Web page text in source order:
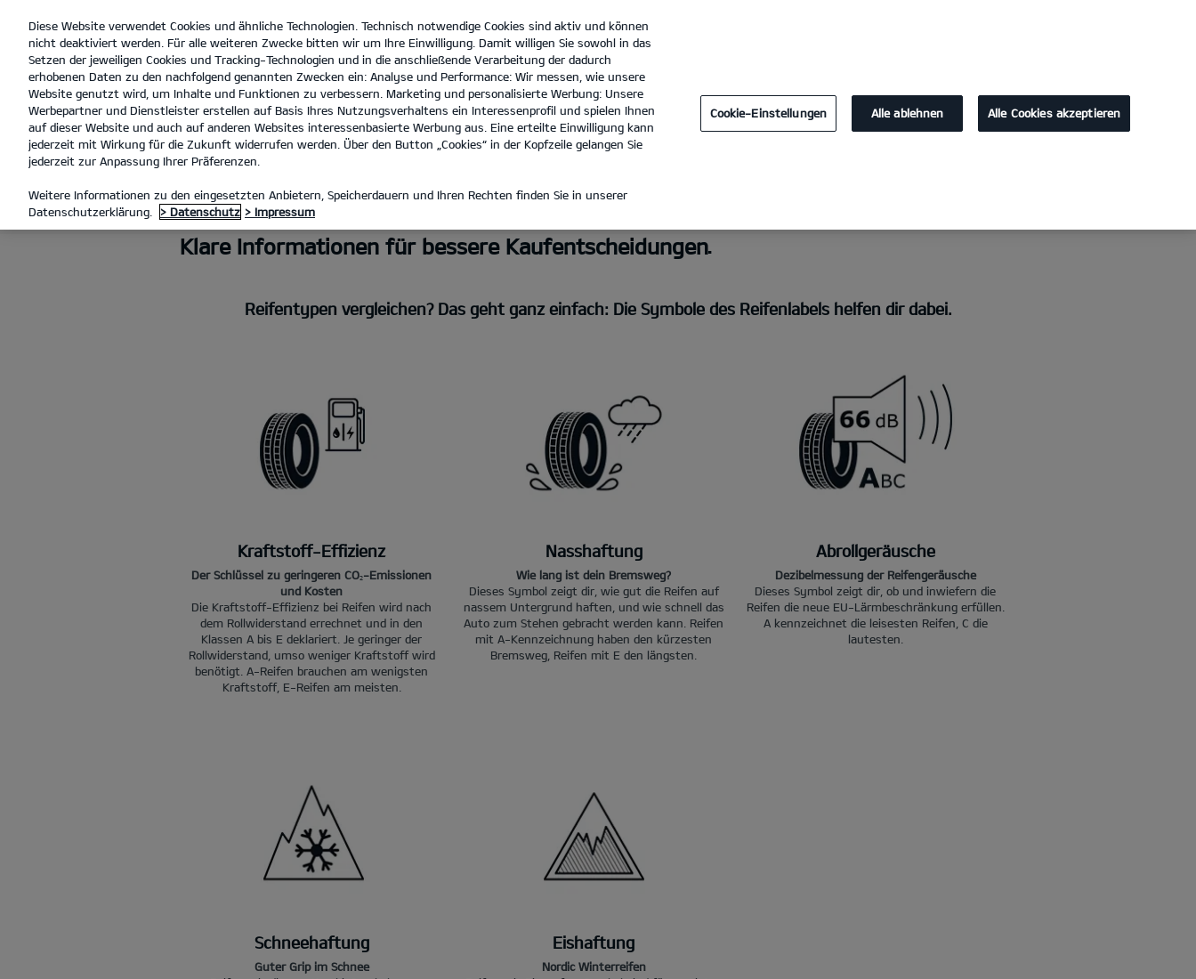
open
menu
Dürkop GmbH Filiale Hannover Tel. :
REIFENLABELINFORMATION
INFOS ZU REIFENLABELN
Klare Informationen für bessere Kaufentscheidungen.
Reifentypen vergleichen? Das geht ganz einfach: Die Symbole des Reifenlabels helfen dir dabei.
Kraftstoff-Effizienz
Der Schlüssel zu geringeren CO2-Emissionen
und Kosten
Die Kraftstoff-Effizienz bei Reifen wird nach
dem Rollwiderstand errechnet und in den
Klassen A bis E deklariert. Je geringer der
Rollwiderstand, umso weniger Kraftstoff wird
benötigt. A-Reifen brauchen am wenigsten
Kraftstoff, E-Reifen am meisten.
Nasshaftung
Wie lang ist dein Bremsweg?
Dieses Symbol zeigt dir, wie gut die Reifen auf
nassem Untergrund haften, und wie schnell das
Auto zum Stehen gebracht werden kann. Reifen
mit A-Kennzeichnung haben den kürzesten
Bremsweg, Reifen mit E den längsten.
Abrollgeräusche
Dezibelmessung der Reifengeräusche
Dieses Symbol zeigt dir, ob und inwiefern die
Reifen die neue EU-Lärmbeschränkung erfüllen.
A kennzeichnet die leisesten Reifen, C die
lautesten.
Schneehaftung
Guter Grip im Schnee
Eishaftung
Nordic Winterreifen
Diese Website verwendet Cookies und ähnliche Technologien. Technisch notwendige Cookies sind aktiv und können
nicht deaktiviert werden. Für alle weiteren Zwecke bitten wir um Ihre Einwilligung. Damit willigen Sie sowohl in das
Setzen der jeweiligen Cookies und Tracking-Technologien und in die anschließende Verarbeitung der dadurch
erhobenen Daten zu den nachfolgend genannten Zwecken ein: Analyse und Performance: Wir messen, wie unsere
Website genutzt wird, um Inhalte und Funktionen zu verbessern. Marketing und personalisierte Werbung: Unsere
Werbepartner und Dienstleister erstellen auf Basis Ihres Nutzungsverhaltens ein Interessenprofil und spielen Ihnen
auf dieser Website und auch auf anderen Websites interessenbasierte Werbung aus. Eine erteilte Einwilligung kann
jederzeit mit Wirkung für die Zukunft widerrufen werden. Über den Button „Cookies“ in der Kopfzeile gelangen Sie
jederzeit zur Anpassung Ihrer Präferenzen.
Weitere Informationen zu den eingesetzten Anbietern, Speicherdauern und Ihren Rechten finden Sie in unserer
Datenschutzerklärung.
> Datenschutz > Impressum
Cookie-Einstellungen Alle ablehnen Alle Cookies akzeptieren